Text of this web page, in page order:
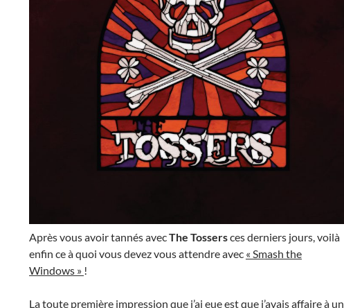
Après vous avoir tannés avecThe Tossersces derniers jours, voilà
enfin ce à quoi vous devez vous attendre avec « Smash the
Windows » !
La toute première impression que j’ai eue est que j’avais affaire à un